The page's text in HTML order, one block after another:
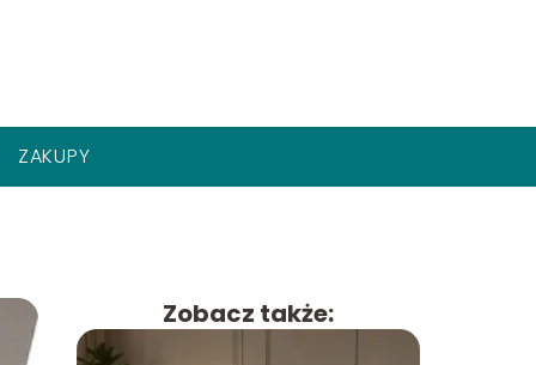
ZAKUPY
Zobacz także: